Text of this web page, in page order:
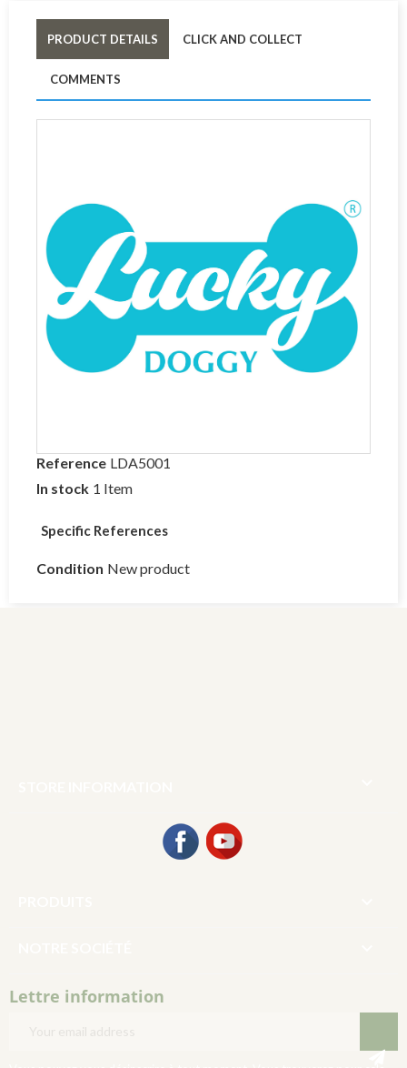
PRODUCT DETAILS CLICK AND COLLECT
COMMENTS
Reference LDA5001
In stock 1 Item
Specific References
Condition New product
Facebook
Lettre information